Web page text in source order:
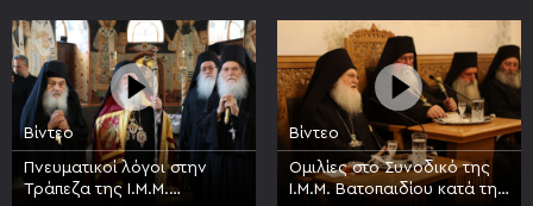
Βίντεο
Πνευματικοί λόγοι στην
Τράπεζα της Ι.Μ.Μ.
Βίντεο
Ομιλίες στο Συνοδικό της
Ι.Μ.Μ. Βατοπαιδίου κατά την